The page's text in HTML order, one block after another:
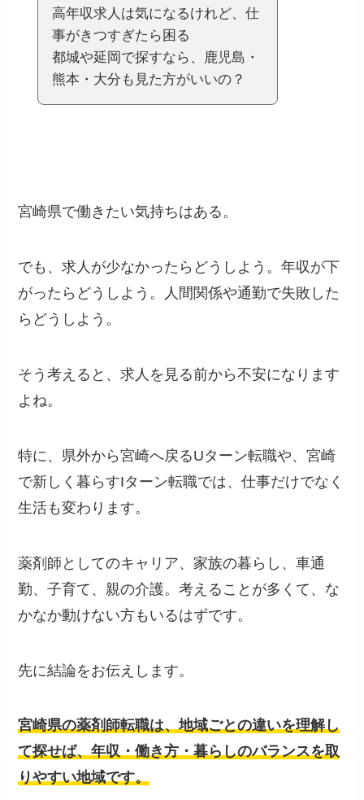
高年収求人は気になるけれど、仕
事がきつすぎたら困る
都城や延岡で探すなら、鹿児島・
熊本・大分も見た方がいいの？
宮崎県で働きたい気持ちはある。
でも、求人が少なかったらどうしよう。年収が下
がったらどうしよう。人間関係や通勤で失敗した
らどうしよう。
そう考えると、求人を見る前から不安になります
よね。
特に、県外から宮崎へ戻るUターン転職や、宮崎
で新しく暮らすIターン転職では、仕事だけでなく
生活も変わります。
薬剤師としてのキャリア、家族の暮らし、車通
勤、子育て、親の介護。考えることが多くて、な
かなか動けない方もいるはずです。
先に結論をお伝えします。
宮崎県の薬剤師転職は、地域ごとの違いを理解し
て探せば、年収・働き方・暮らしのバランスを取
りやすい地域です。